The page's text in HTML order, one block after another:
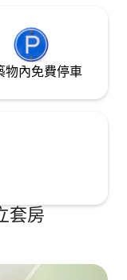
物內免費停車
套房